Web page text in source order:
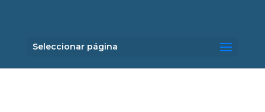
Seleccionar página